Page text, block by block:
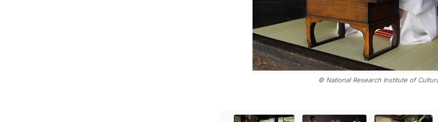
© National Research Institute of